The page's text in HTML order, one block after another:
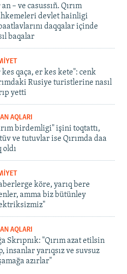
– ve casussıñ. Qırım
devlet hainligi
daqqalar içinde
baqalar
kes qaça, er kes kete": cenk
Rusiye turistlerine nasıl
yetti
AQLARI
birdemligi" işini toqtattı,
ve tutuvlar ise Qırımda daa
oldı
köre, yarıq bere
amma biz bütünley
AQLARI
Skrıpnık: "Qırım azat etilsin
insanlar yarıqsız ve suvsuz
azırlar"